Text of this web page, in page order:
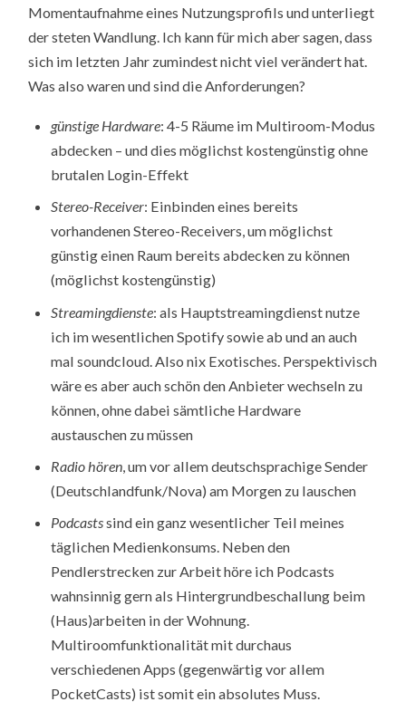
Momentaufnahme eines Nutzungsprofils und unterliegt
der steten Wandlung. Ich kann für mich aber sagen, dass
sich im letzten Jahr zumindest nicht viel verändert hat.
Was also waren und sind die Anforderungen?
günstige Hardware: 4-5 Räume im Multiroom-Modus
abdecken – und dies möglichst kostengünstig ohne
brutalen Login-Effekt
Stereo-Receiver: Einbinden eines bereits
vorhandenen Stereo-Receivers, um möglichst
günstig einen Raum bereits abdecken zu können
(möglichst kostengünstig)
Streamingdienste: als Hauptstreamingdienst nutze
ich im wesentlichen Spotify sowie ab und an auch
mal soundcloud. Also nix Exotisches. Perspektivisch
wäre es aber auch schön den Anbieter wechseln zu
können, ohne dabei sämtliche Hardware
austauschen zu müssen
Radio hören, um vor allem deutschsprachige Sender
(Deutschlandfunk/Nova) am Morgen zu lauschen
Podcastssind ein ganz wesentlicher Teil meines
täglichen Medienkonsums. Neben den
Pendlerstrecken zur Arbeit höre ich Podcasts
wahnsinnig gern als Hintergrundbeschallung beim
(Haus)arbeiten in der Wohnung.
Multiroomfunktionalität mit durchaus
verschiedenen Apps (gegenwärtig vor allem
PocketCasts) ist somit ein absolutes Muss.